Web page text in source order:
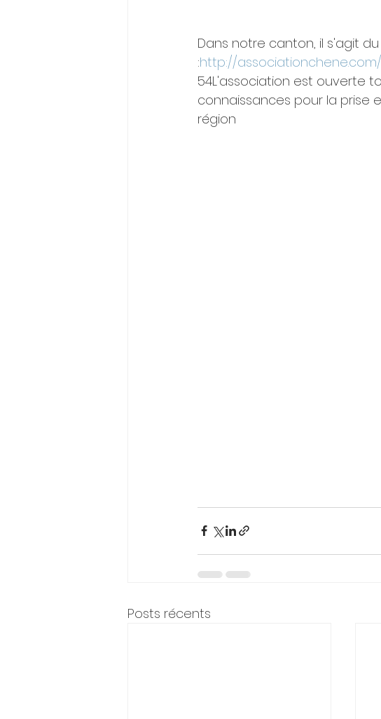
Dans notre canton, il s'agit du
:http://
54L'association est ouverte
connaissances pour la prise
région
Posts récents